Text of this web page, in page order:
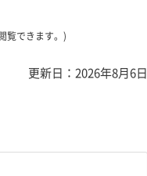
覧できます。)
更新日：2026年8月6日